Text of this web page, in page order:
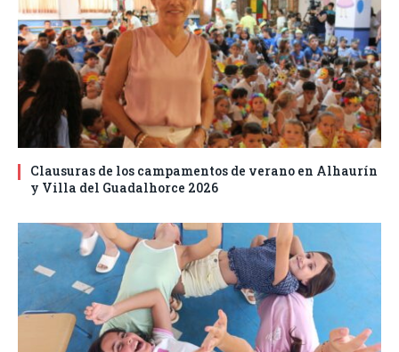
Clausuras de los campamentos de verano en Alhaurín
y Villa del Guadalhorce 2026